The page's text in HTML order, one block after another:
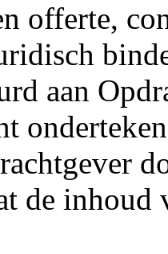
offerte,
aan
de inhoud